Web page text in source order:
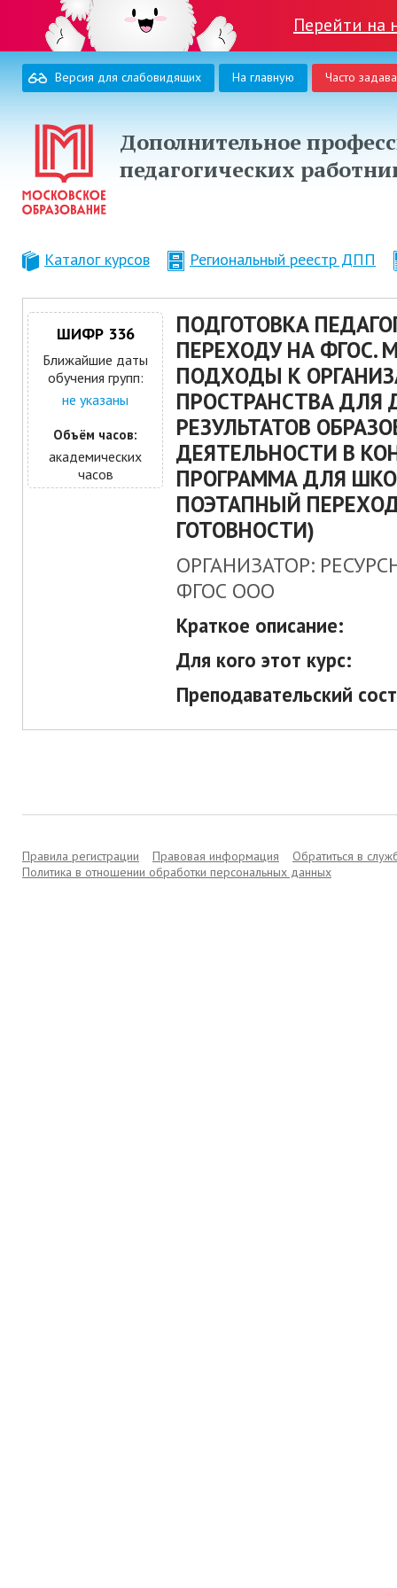
Перейти на
Версия для слабовидящих На главную Часто
Дополнительное
педагогических
Каталог курсов Региональный реестр ДПП
ШИФР 336
Ближайшие даты
обучения групп:
не указаны
Объём часов:
академических
часов
ПОДГОТОВКА
ПЕРЕХОДУ НА ФГОС.
ПОДХОДЫ К
ПРОСТРАНСТВА
РЕЗУЛЬТАТОВ
ДЕЯТЕЛЬНОСТИ В
ПРОГРАММА ДЛЯ
ПОЭТАПНЫЙ
ГОТОВНОСТИ)
ОРГАНИЗАТОР:
ФГОС ООО
Краткое описание:
Для кого этот курс:
Преподавательский
Правила регистрации Правовая информация
Обратиться в
Политика в отношении обработки персональных данных